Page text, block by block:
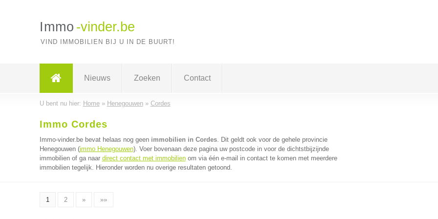
Immo -vinder.be
VIND IMMOBILIEN BIJ U IN DE BUURT!
Nieuws Zoeken Contact
U bent nu hier: Home» Henegouwen» Cordes
Immo Cordes
Immo-vinder.be bevat helaas nog geen immobilien in Cordes. Dit geldt ook voor de gehele provincie
Henegouwen (immo Henegouwen). Voer bovenaan deze pagina uw postcode in voor de dichtstbijzijnde
immobilien of ga naar direct contact met immobilienom via één e-mail in contact te komen met meerdere
immobilien tegelijk. Hieronder worden nu overige resultaten getoond.
1 2 » »»